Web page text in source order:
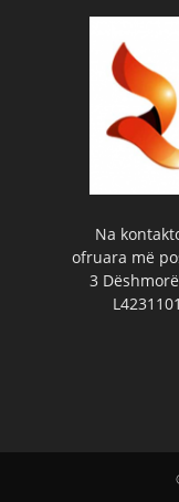
Na
ofruara më
3